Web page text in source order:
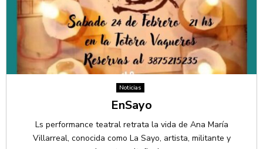
Noticias
EnSayo
Ls performance teatral retrata la vida de Ana María
Villarreal, conocida como La Sayo, artista, militante y